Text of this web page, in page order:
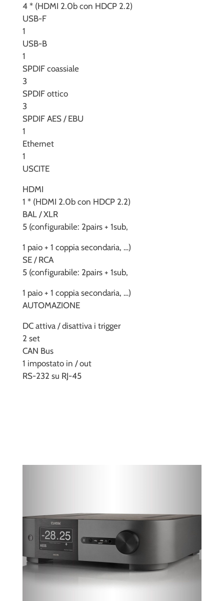
4 * (HDMI 2.0b con HDCP 2.2)
USB-F
1
USB-B
1
SPDIF coassiale
3
SPDIF ottico
3
SPDIF AES / EBU
1
Ethernet
1
USCITE
HDMI
1 * (HDMI 2.0b con HDCP 2.2)
BAL / XLR
5 (configurabile: 2pairs + 1sub,
1 paio + 1 coppia secondaria, …)
SE / RCA
5 (configurabile: 2pairs + 1sub,
1 paio + 1 coppia secondaria, …)
AUTOMAZIONE
DC attiva / disattiva i trigger
2 set
CAN Bus
1 impostato in / out
RS-232 su RJ-45